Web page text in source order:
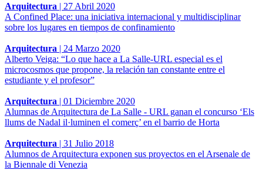
Arquitectura | 27 Abril 2020
A Confined Place: una iniciativa internacional y multidisciplinar
sobre los lugares en tiempos de confinamiento
Arquitectura | 24 Marzo 2020
Alberto Veiga: “Lo que hace a La Salle-URL especial es el
microcosmos que propone, la relación tan constante entre el
estudiante y el profesor”
Arquitectura | 01 Diciembre 2020
Alumnas de Arquitectura de La Salle - URL ganan el concurso ‘Els
llums de Nadal il·luminen el comerç’ en el barrio de Horta
Arquitectura | 31 Julio 2018
Alumnos de Arquitectura exponen sus proyectos en el Arsenale de
la Biennale di Venezia